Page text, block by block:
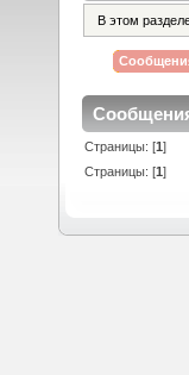
В этом
Страницы: [1]
Страницы: [1]